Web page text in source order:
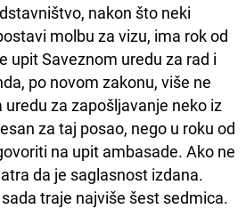
nakon što neki
molbu za vizu, ima rok od
upit Saveznom uredu za rad i
po novom zakonu, više ne
za zapošljavanje neko iz
za taj posao, nego u roku od
na upit ambasade. Ako ne
da je saglasnost izdana.
traje najviše šest sedmica.